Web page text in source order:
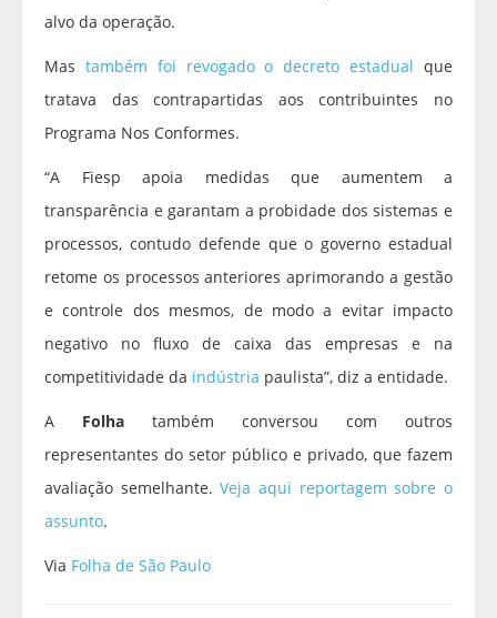
alvo da operação.
Mas também foi revogado o decreto estadual que
tratava das contrapartidas aos contribuintes no
Programa Nos Conformes.
“A Fiesp apoia medidas que aumentem a
transparência e garantam a probidade dos sistemas e
processos, contudo defende que o governo estadual
retome os processos anteriores aprimorando a gestão
e controle dos mesmos, de modo a evitar impacto
negativo no fluxo de caixa das empresas e na
competitividade da indústria paulista”, diz a entidade.
A Folha também conversou com outros
representantes do setor público e privado, que fazem
avaliação semelhante.Veja aqui reportagem sobre o
assunto.
Via Folha de São Paulo